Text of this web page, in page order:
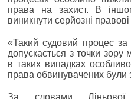
права на захист. В
виникнути серйозні
«Такий судовий процес за
допускається з точки зору
в таких випадках
права обвинувачених були